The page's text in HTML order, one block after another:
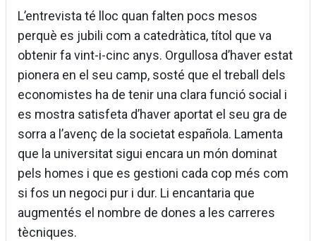
L’entrevista té lloc quan falten pocs mesos
perquè es jubili com a catedràtica, títol que va
obtenir fa vint-i-cinc anys. Orgullosa d’haver estat
pionera en el seu camp, sosté que el treball dels
economistes ha de tenir una clara funció social i
es mostra satisfeta d’haver aportat el seu gra de
sorra a l’avenç de la societat española. Lamenta
que la universitat sigui encara un món dominat
pels homes i que es gestioni cada cop més com
si fos un negoci pur i dur. Li encantaria que
augmentés el nombre de dones a les carreres
tècniques.